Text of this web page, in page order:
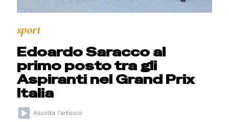
sport
Edoardo Saracco al
primo posto tra gli
Aspiranti nel Grand Prix
Italia